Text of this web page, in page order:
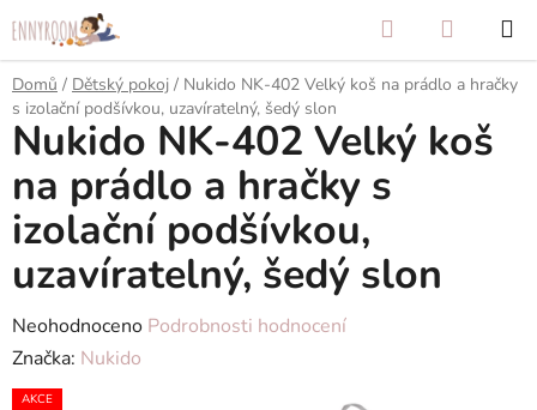
na
obsah
Hledat
KOŠÍK
Domů / Dětský pokoj / Nukido NK-402 Velký koš na prádlo a hračky
s izolační podšívkou, uzavíratelný, šedý slon
Nukido NK-402 Velký koš
na prádlo a hračky s
izolační podšívkou,
uzavíratelný, šedý slon
Průměrné
hodnocení
produktu
Neohodnoceno Podrobnosti hodnocení
Značka: Nukido
AKCE